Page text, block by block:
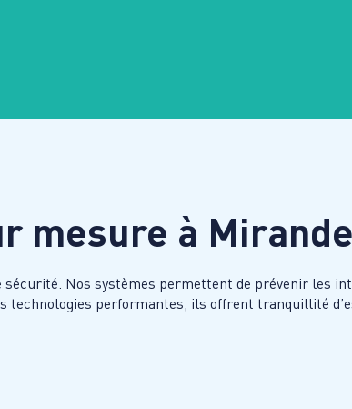
mesure à Mirande
Nos systèmes permettent de prévenir les
technologies performantes, ils offrent tranquillité